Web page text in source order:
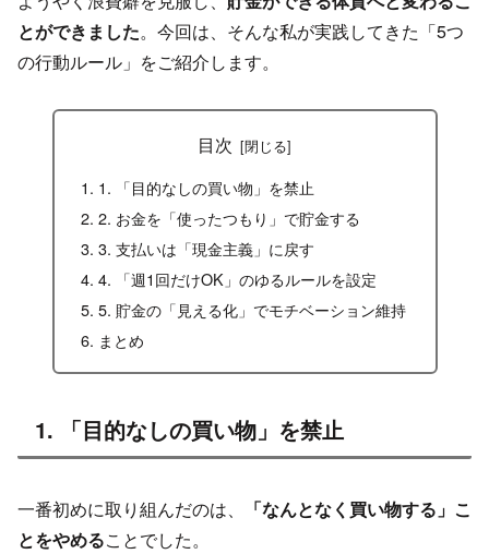
とができました。今回は、そんな私が実践してきた「5つ
の行動ルール」をご紹介します。
目次
1. 「目的なしの買い物」を禁止
2. お金を「使ったつもり」で貯金する
3. 支払いは「現金主義」に戻す
4. 「週1回だけOK」のゆるルールを設定
5. 貯金の「見える化」でモチベーション維持
まとめ
1. 「目的なしの買い物」を禁止
一番初めに取り組んだのは、
「なんとなく買い物する」こ
とをやめることでした。